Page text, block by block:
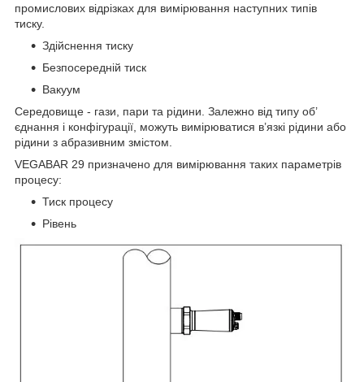
промислових відрізках для вимірювання наступних типів
тиску.
Здійснення тиску
Безпосередній тиск
Вакуум
Середовище - гази, пари та рідини. Залежно від типу об’
єднання і конфігурації, можуть вимірюватися в’язкі рідини або
рідини з абразивним змістом.
VEGABAR 29 призначено для вимірювання таких параметрів
процесу:
Тиск процесу
Рівень